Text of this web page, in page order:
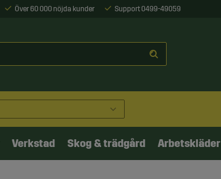
Över 60 000 nöjda kunder Support 0499-49059
Verkstad Skog & trädgård Arbetskläder